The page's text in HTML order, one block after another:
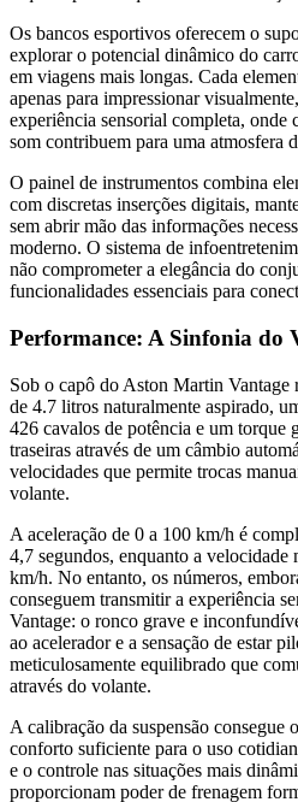
Os bancos esportivos oferecem o
explorar o potencial dinâmico do
em viagens mais longas. Cada
apenas para impressionar
experiência sensorial completa, onde
som contribuem para uma atmosfera
O painel de instrumentos combina
com discretas inserções digitais,
sem abrir mão das informações
moderno. O sistema de
não comprometer a elegância do
funcionalidades essenciais para
Performance: A Sinfonia do
Sob o capô do Aston Martin
de 4.7 litros naturalmente aspirado,
426 cavalos de potência e um torque
traseiras através de um câmbio
velocidades que permite trocas
volante.
A aceleração de 0 a 100 km/h é
4,7 segundos, enquanto a velocidade
km/h. No entanto, os números,
conseguem transmitir a experiência
Vantage: o ronco grave e
ao acelerador e a sensação de estar
meticulosamente equilibrado que
através do volante.
A calibração da suspensão consegue
conforto suficiente para o uso
e o controle nas situações mais
proporcionam poder de frenagem